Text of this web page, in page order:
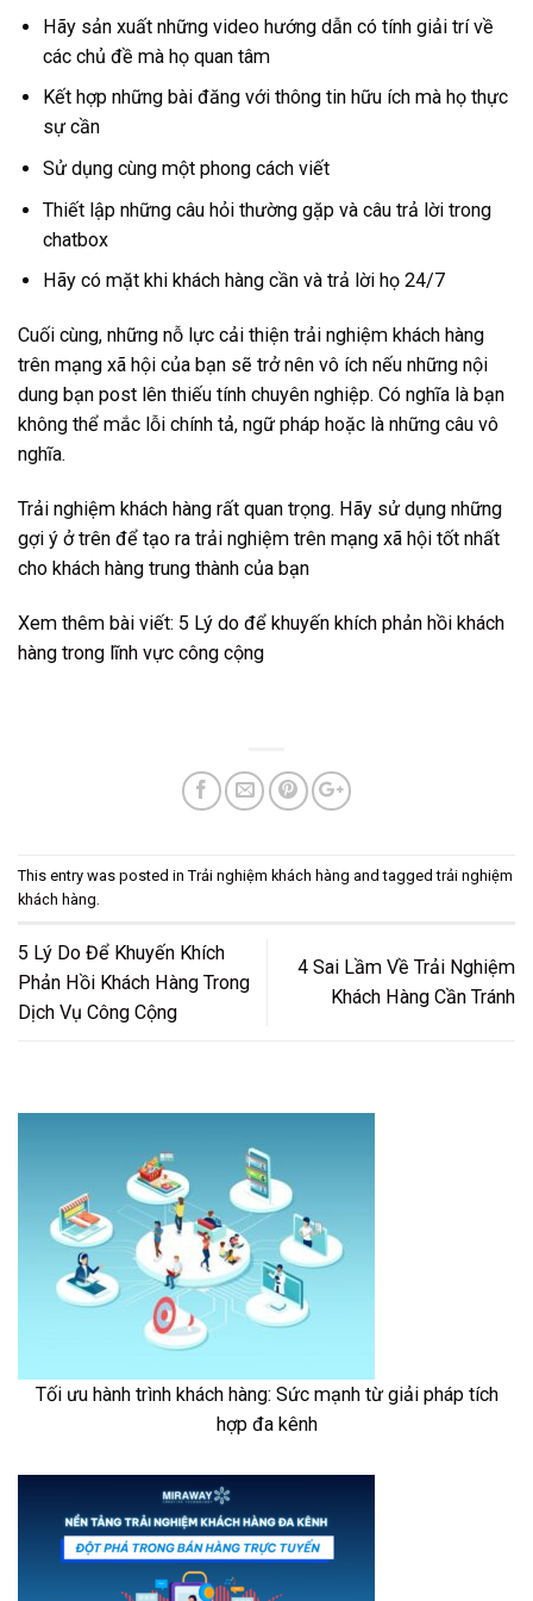
Hãy sản xuất những video hướng dẫn có tính giải trí về
các chủ đề mà họ quan tâm
Kết hợp những bài đăng với thông tin hữu ích mà họ thực
sự cần
Sử dụng cùng một phong cách viết
Thiết lập những câu hỏi thường gặp và câu trả lời trong
chatbox
Hãy có mặt khi khách hàng cần và trả lời họ 24/7
Cuối cùng, những nỗ lực cải thiện trải nghiệm khách hàng
trên mạng xã hội của bạn sẽ trở nên vô ích nếu những nội
dung bạn post lên thiếu tính chuyên nghiệp. Có nghĩa là bạn
không thể mắc lỗi chính tả, ngữ pháp hoặc là những câu vô
nghĩa.
Trải nghiệm khách hàng rất quan trọng. Hãy sử dụng những
gợi ý ở trên để tạo ra trải nghiệm trên mạng xã hội tốt nhất
cho khách hàng trung thành của bạn
Xem thêm bài viết: 5 Lý do để khuyến khích phản hồi khách
hàng trong lĩnh vực công cộng
This entry was posted inTrải nghiệm khách hàng and taggedtrải nghiệm
khách hàng
5 Lý Do Để Khuyến Khích
Phản Hồi Khách Hàng Trong
Dịch Vụ Công Cộng
4 Sai Lầm Về Trải Nghiệm
Khách Hàng Cần Tránh
Tối ưu hành trình khách hàng: Sức mạnh từ giải pháp tích
hợp đa kênh